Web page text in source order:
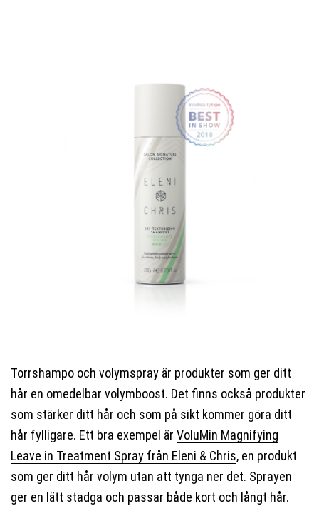
Torrshampo och volymspray är produkter som ger ditt
hår en omedelbar volymboost. Det finns också produkter
som stärker ditt hår och som på sikt kommer göra ditt
hår fylligare. Ett bra exempel är VoluMin Magnifying
Leave in Treatment Spray från Eleni & Chris, en produkt
som ger ditt hår volym utan att tynga ner det. Sprayen
ger en lätt stadga och passar både kort och långt hår.